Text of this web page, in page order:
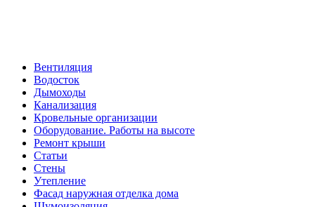
Вентиляция
Водосток
Дымоходы
Канализация
Кровельные организации
Оборудование. Работы на высоте
Ремонт крыши
Статьи
Стены
Утепление
Фасад наружная отделка дома